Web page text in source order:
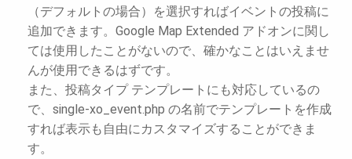
（デフォルトの場合）を選択すればイベントの投稿に
追加できます。Google Map Extended アドオンに関し
ては使用したことがないので、確かなことはいえませ
んが使用できるはずです。
また、投稿タイプ テンプレートにも対応しているの
で、single-xo_event.php の名前でテンプレートを作成
すれば表示も自由にカスタマイズすることができま
す。